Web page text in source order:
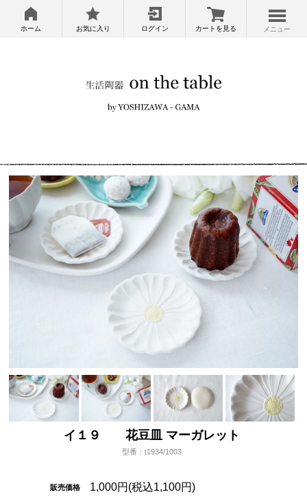
ホーム お気に入り ログイン カートを見る メニュー
イ１９ 花豆皿 マーガレット
型番：t1934/1003
販売価格 1,000円(税込1,100円)